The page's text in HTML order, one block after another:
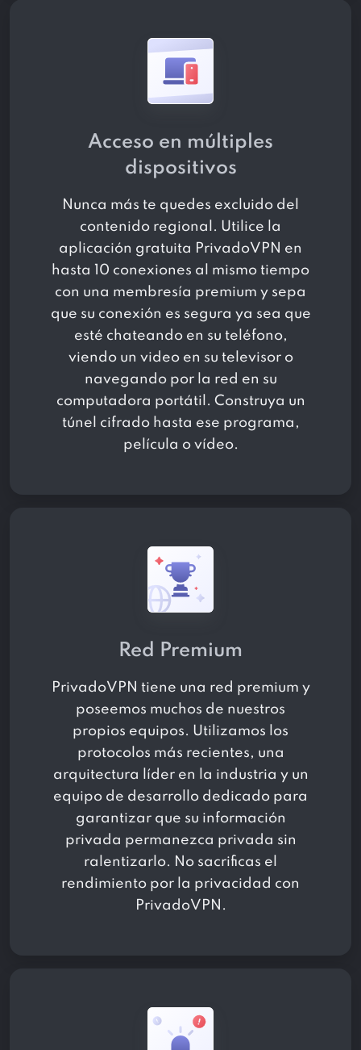
Acceso en múltiples
dispositivos
Nunca más te quedes excluido del
contenido regional. Utilice la
aplicación gratuita PrivadoVPN en
hasta 10 conexiones al mismo tiempo
con una membresía premium y sepa
que su conexión es segura ya sea que
esté chateando en su teléfono,
viendo un video en su televisor o
navegando por la red en su
computadora portátil. Construya un
túnel cifrado hasta ese programa,
película o vídeo.
Red Premium
PrivadoVPN tiene una red premium y
poseemos muchos de nuestros
propios equipos. Utilizamos los
protocolos más recientes, una
arquitectura líder en la industria y un
equipo de desarrollo dedicado para
garantizar que su información
privada permanezca privada sin
ralentizarlo. No sacrificas el
rendimiento por la privacidad con
PrivadoVPN.